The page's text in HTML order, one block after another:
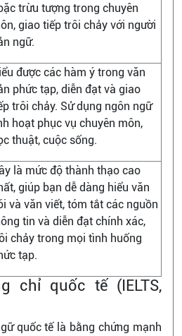
trừu tượng trong chuyên
giao tiếp trôi chảy với người
ngữ.
được các hàm ý trong văn
phức tạp, diễn đạt và giao
trôi chảy. Sử dụng ngôn ngữ
hoạt phục vụ chuyên môn,
thuật, cuộc sống.
là mức độ thành thạo cao
giúp bạn dễ dàng hiểu văn
và văn viết, tóm tắt các nguồn
tin và diễn đạt chính xác,
chảy trong mọi tình huống
tạp.
chỉ quốc tế (IELTS,
quốc tế là bằng chứng mạnh